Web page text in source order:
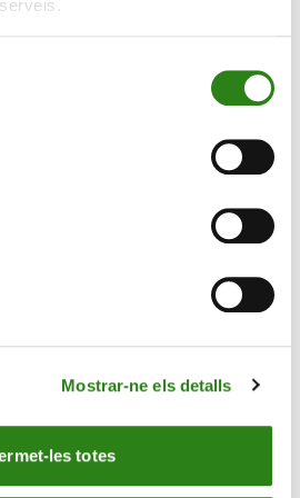
Mostrar-ne els detalls
les totes
de secundaris va arribar als